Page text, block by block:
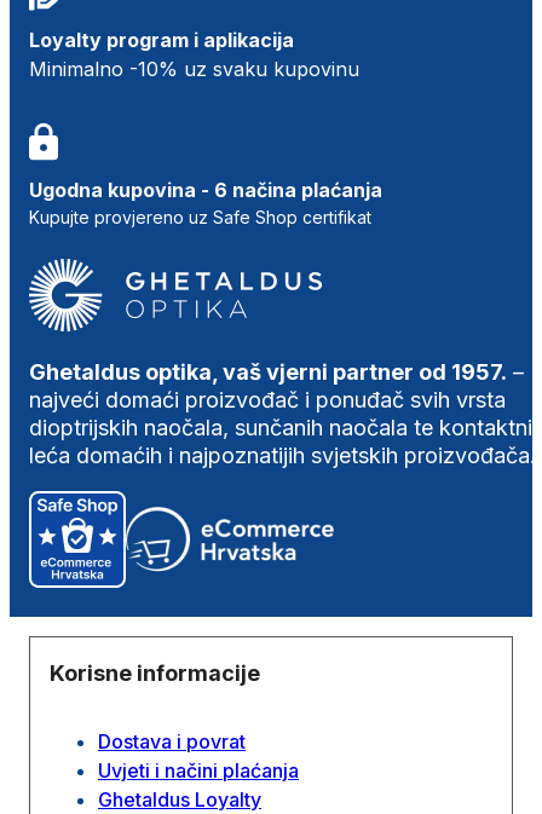
Loyalty program i aplikacija
Minimalno -10% uz svaku kupovinu
Ugodna kupovina - 6 načina plaćanja
Kupujte provjereno uz Safe Shop certifikat
Ghetaldus optika, vaš vjerni partner od 1957. –
najveći domaći proizvođač i ponuđač svih vrsta
dioptrijskih naočala, sunčanih naočala te
leća domaćih i najpoznatijih svjetskih proizvođača.
Korisne informacije
Dostava i povrat
Uvjeti i načini plaćanja
Ghetaldus Loyalty